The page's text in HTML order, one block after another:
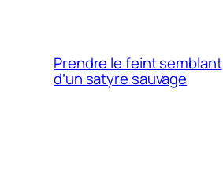
Prendre le feint semblant
d’un satyre sauvage